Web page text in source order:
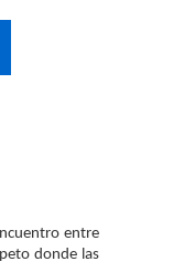
entre
donde las